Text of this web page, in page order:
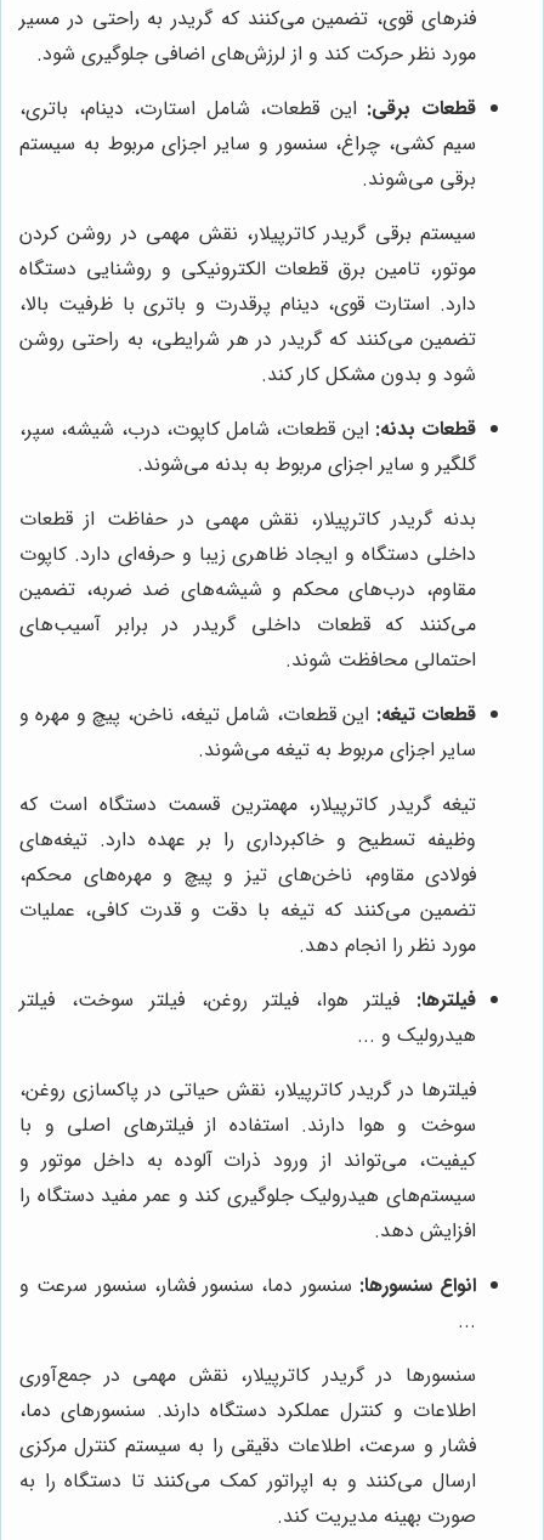
فنرهای قوی، تضمین می‌کنند که گریدر به راحتی در مسیر
مورد نظر حرکت کند و از لرزش‌های اضافی جلوگیری شود.
قطعات برقی: این قطعات، شامل استارت، دینام، باتری،
سیم کشی، چراغ، سنسور و سایر اجزای مربوط به سیستم
برقی می‌شوند.
سیستم برقی گریدر کاترپیلار، نقش مهمی در روشن کردن
موتور، تامین برق قطعات الکترونیکی و روشنایی دستگاه
دارد. استارت قوی، دینام پرقدرت و باتری با ظرفیت بالا،
تضمین می‌کنند که گریدر در هر شرایطی، به راحتی روشن
شود و بدون مشکل کار کند.
قطعات بدنه: این قطعات، شامل کاپوت، درب، شیشه، سپر،
گلگیر و سایر اجزای مربوط به بدنه می‌شوند.
بدنه گریدر کاترپیلار، نقش مهمی در حفاظت از قطعات
داخلی دستگاه و ایجاد ظاهری زیبا و حرفه‌ای دارد. کاپوت
مقاوم، درب‌های محکم و شیشه‌های ضد ضربه، تضمین
می‌کنند که قطعات داخلی گریدر در برابر آسیب‌های
احتمالی محافظت شوند.
قطعات تیغه: این قطعات، شامل تیغه، ناخن، پیچ و مهره و
سایر اجزای مربوط به تیغه می‌شوند.
تیغه گریدر کاترپیلار، مهمترین قسمت دستگاه است که
وظیفه تسطیح و خاکبرداری را بر عهده دارد. تیغه‌های
فولادی مقاوم، ناخن‌های تیز و پیچ و مهره‌های محکم،
تضمین می‌کنند که تیغه با دقت و قدرت کافی، عملیات
مورد نظر را انجام دهد.
فیلترها: فیلتر هوا، فیلتر روغن، فیلتر سوخت، فیلتر
هیدرولیک و ...
فیلترها در گریدر کاترپیلار، نقش حیاتی در پاکسازی روغن،
سوخت و هوا دارند. استفاده از فیلترهای اصلی و با
کیفیت، می‌تواند از ورود ذرات آلوده به داخل موتور و
سیستم‌های هیدرولیک جلوگیری کند و عمر مفید دستگاه را
افزایش دهد.
انواع سنسورها: سنسور دما، سنسور فشار، سنسور سرعت و
...
سنسورها در گریدر کاترپیلار، نقش مهمی در جمع‌آوری
اطلاعات و کنترل عملکرد دستگاه دارند. سنسورهای دما،
فشار و سرعت، اطلاعات دقیقی را به سیستم کنترل مرکزی
ارسال می‌کنند و به اپراتور کمک می‌کنند تا دستگاه را به
صورت بهینه مدیریت کند.